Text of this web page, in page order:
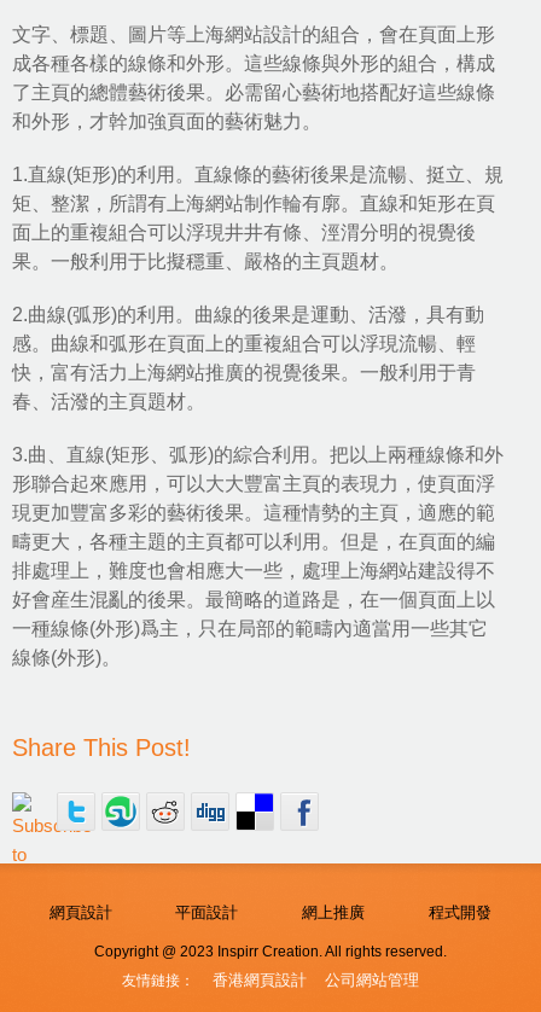
文字、標題、圖片等上海網站設計的組合，會在頁面上形
成各種各樣的線條和外形。這些線條與外形的組合，構成
了主頁的總體藝術後果。必需留心藝術地搭配好這些線條
和外形，才幹加強頁面的藝術魅力。
1.直線(矩形)的利用。直線條的藝術後果是流暢、挺立、規
矩、整潔，所謂有上海網站制作輪有廓。直線和矩形在頁
面上的重複組合可以浮現井井有條、涇渭分明的視覺後
果。一般利用于比擬穩重、嚴格的主頁題材。
2.曲線(弧形)的利用。曲線的後果是運動、活潑，具有動
感。曲線和弧形在頁面上的重複組合可以浮現流暢、輕
快，富有活力上海網站推廣的視覺後果。一般利用于青
春、活潑的主頁題材。
3.曲、直線(矩形、弧形)的綜合利用。把以上兩種線條和外
形聯合起來應用，可以大大豐富主頁的表現力，使頁面浮
現更加豐富多彩的藝術後果。這種情勢的主頁，適應的範
疇更大，各種主題的主頁都可以利用。但是，在頁面的編
排處理上，難度也會相應大一些，處理上海網站建設得不
好會産生混亂的後果。最簡略的道路是，在一個頁面上以
一種線條(外形)爲主，只在局部的範疇內適當用一些其它
線條(外形)。
Share This Post!
網頁設計 平面設計 網上推廣 程式開發
Copyright @ 2023 Inspirr Creation. All rights reserved.
友情鏈接：
香港網頁設計 公司網站管理